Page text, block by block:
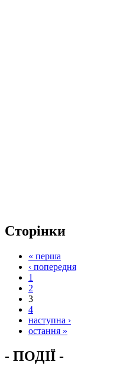
Сторінки
« перша
‹ попередня
1
2
3
4
наступна ›
остання »
- ПОДІЇ -